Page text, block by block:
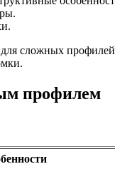
сложных
профилем